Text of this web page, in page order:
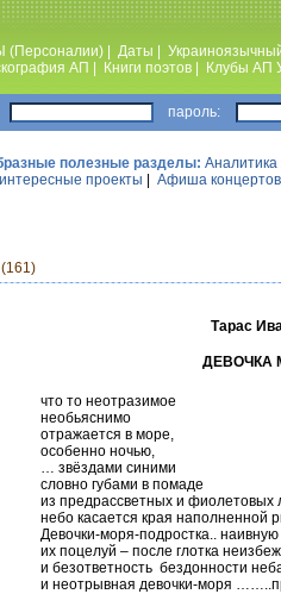
(Персоналии) Даты
АП Книги поэтов Клубы АП
пароль:
полезные разделы:
проекты Афиша
(161)
Тарас
ДЕВОЧКА
что то неотразимое
необьяснимо
отражается в море,
особенно ночью,
… звёздами синими
словно губами в помаде
из предрассветных и фиолетовых
небо касается края
Девочки-моря-подростка.. наивную
их поцелуй – после глотка
и безответность бездонности
и неотрывная девочки-моря